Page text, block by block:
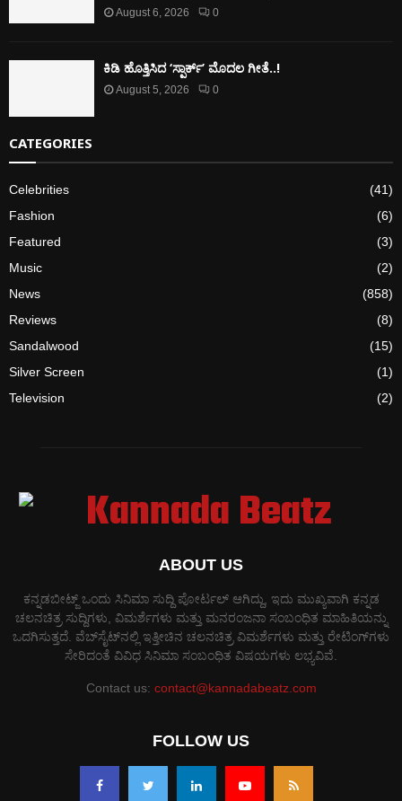
August 6, 2026 0
ಕಿಡಿ‌‌ ಹೊತ್ತಿಸಿದ ‘ಸ್ಪಾರ್ಕ್’ ಮೊದಲ‌ ಗೀತೆ..!
August 5, 2026 0
CATEGORIES
Celebrities
(41)
Fashion
(6)
Featured
(3)
Music
(2)
News
(858)
Reviews
(8)
Sandalwood
(15)
Silver Screen
(1)
Television
(2)
ABOUT US
ಕನ್ನಡಬೀಟ್ಜ್ ಒಂದು ಸಿನಿಮಾ ಸುದ್ದಿ ಪೋರ್ಟಲ್ ಆಗಿದ್ದು, ಇದು ಮುಖ್ಯವಾಗಿ ಕನ್ನಡ
ಚಲನಚಿತ್ರ ಸುದ್ದಿಗಳು, ವಿಮರ್ಶೆಗಳು ಮತ್ತು ಮನರಂಜನಾ ಸಂಬಂಧಿತ ಮಾಹಿತಿಯನ್ನು
ಒದಗಿಸುತ್ತದೆ. ವೆಬ್‌ಸೈಟ್‌ನಲ್ಲಿ ಇತ್ತೀಚಿನ ಚಲನಚಿತ್ರ ವಿಮರ್ಶೆಗಳು ಮತ್ತು ರೇಟಿಂಗ್‌ಗಳು
ಸೇರಿದಂತೆ ವಿವಿಧ ಸಿನಿಮಾ ಸಂಬಂಧಿತ ವಿಷಯಗಳು ಲಭ್ಯವಿವೆ.
Contact us: contact@kannadabeatz.com
FOLLOW US